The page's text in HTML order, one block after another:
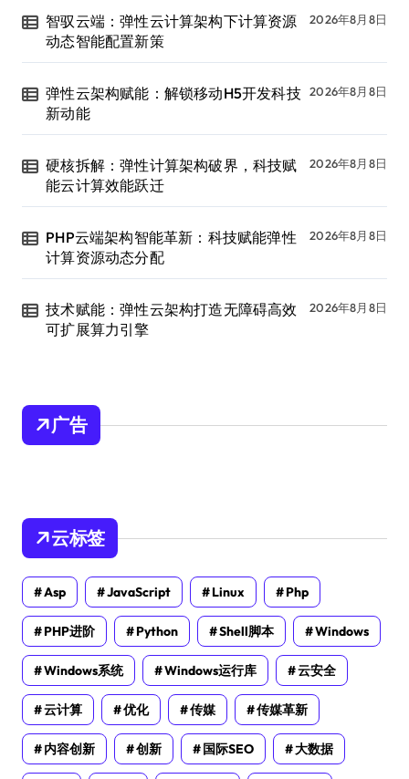
智驭云端：弹性云计算架构下计算资源
动态智能配置新策
2026年8月8日
弹性云架构赋能：解锁移动H5开发科技
新动能
2026年8月8日
硬核拆解：弹性计算架构破界，科技赋
能云计算效能跃迁
2026年8月8日
PHP云端架构智能革新：科技赋能弹性
计算资源动态分配
2026年8月8日
技术赋能：弹性云架构打造无障碍高效
可扩展算力引擎
2026年8月8日
广告
云标签
Asp JavaScript Linux Php
PHP进阶 Python Shell脚本 Windows
Windows系统 Windows运行库 云安全
云计算 优化 传媒 传媒革新
内容创新 创新 国际SEO 大数据